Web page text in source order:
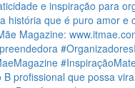
profissional que possa vira